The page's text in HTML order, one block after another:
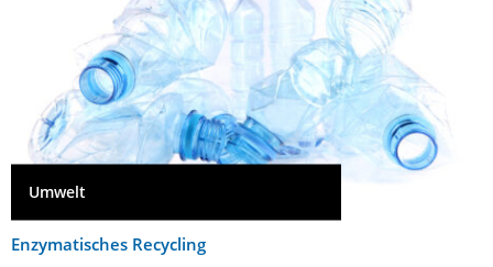
Umwelt
Enzymatisches Recycling